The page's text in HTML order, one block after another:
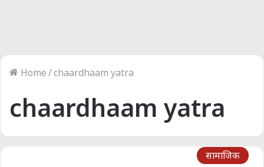
Home/chaardhaam yatra
chaardhaam yatra
सामाजिक